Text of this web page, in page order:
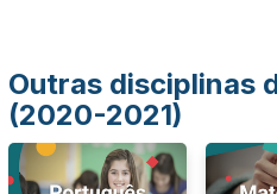
Outras disciplinas
(2020-2021)